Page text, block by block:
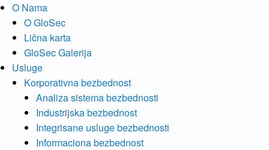
O Nama
O GloSec
Lična karta
GloSec Galerija
Usluge
Korporativna bezbednost
Analiza sistema bezbednosti
Industrijska bezbednost
Integrisane usluge bezbednosti
Informaciona bezbednost